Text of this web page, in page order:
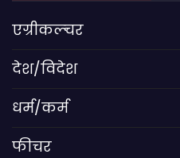
एग्रीकल्चर
देश/विदेश
धर्म/कर्म
फीचर